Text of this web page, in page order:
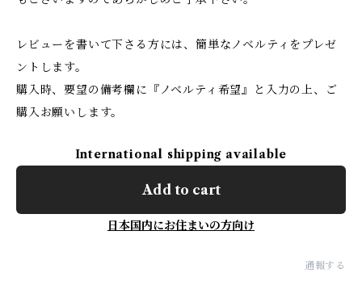
レビューを書いて下さる方には、簡単なノベルティをプレゼ
ントします。
購入時、要望の備考欄に『ノベルティ希望』と入力の上、ご
購入お願いします。
International shipping available
Add to cart
日本国内にお住まいの方向け
通報する